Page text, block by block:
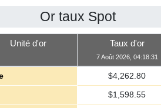
Or taux Spot
Unité d'or Taux d'or
7 Août 2026, 04:18:31
$4,262.80
$1,598.55